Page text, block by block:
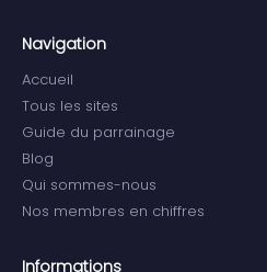
Navigation
Accueil
Tous les sites
Guide du parrainage
Blog
Qui sommes-nous
Nos membres en chiffres
Informations